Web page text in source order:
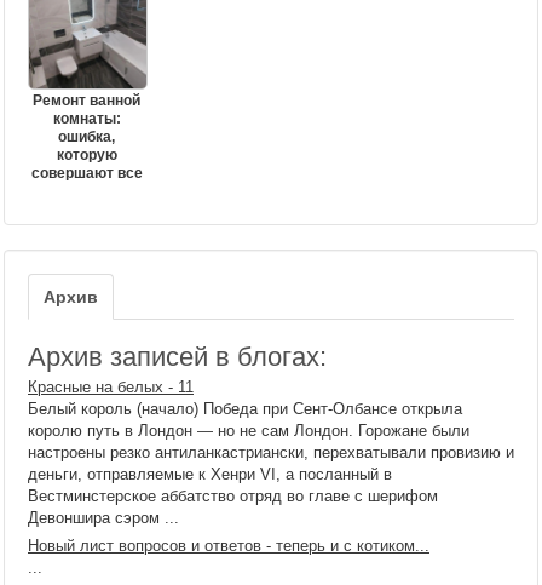
Ремонт ванной
комнаты:
ошибка,
которую
совершают все
Архив
Архив записей в блогах:
Красные на белых - 11
Белый король (начало) Победа при Сент-Олбансе открыла
королю путь в Лондон — но не сам Лондон. Горожане были
настроены резко антиланкастриански, перехватывали провизию и
деньги, отправляемые к Хенри VI, а посланный в
Вестминстерское аббатство отряд во главе с шерифом
Девоншира сэром ...
Новый лист вопросов и ответов - теперь и с котиком...
...